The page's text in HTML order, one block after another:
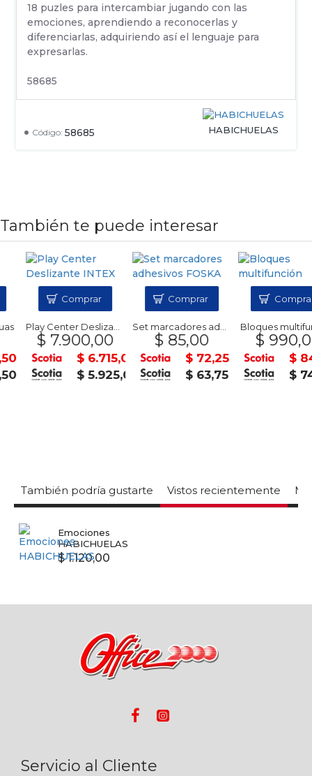
Código: 58685 HABICHUELAS
18 puzles para intercambiar jugando con las
emociones, aprendiendo a reconocerlas y
diferenciarlas, adquiriendo así el lenguaje para
expresarlas.
58685
También te puede interesar
Play Center Deslizante INTEX
$ 7.900,00
$ 6.715,00
$ 5.925,00
Comprar
Set marcadores adhesivos FOSKA
$ 85,00
$ 72,25
$ 63,75
Comprar
Bloques
$ 990,00
$
$
Comprar
También podría gustarte Vistos recientemente
Emociones
HABICHUELAS
$ 1.120,00
Servicio al Cliente